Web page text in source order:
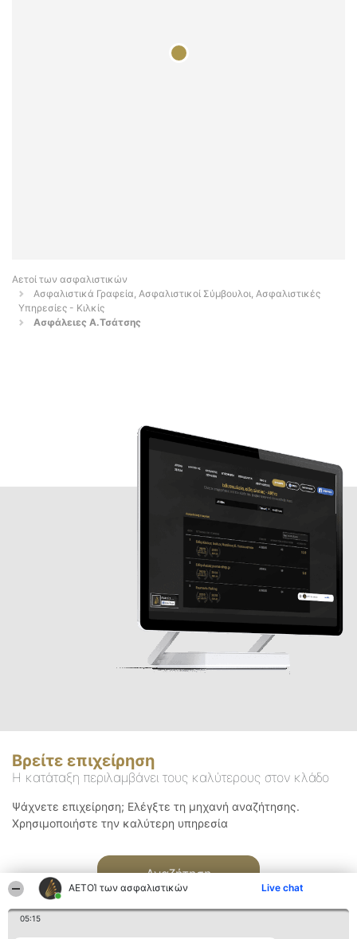
ΑΕΤΟΊ των ασφαλιστικών Live chat
05:15
Αετοί των ασφαλιστικών
Ασφαλιστικά Γραφεία, Ασφαλιστικοί Σύμβουλοι, Ασφαλιστικές
Υπηρεσίες - Κιλκίς
Ασφάλειες Α.Τσάτσης
Βρείτε επιχείρηση
Η κατάταξη περιλαμβάνει τους καλύτερους στον κλάδο
Ψάχνετε επιχείρηση; Ελέγξτε τη μηχανή αναζήτησης.
Χρησιμοποιήστε την καλύτερη υπηρεσία
Αναζήτηση